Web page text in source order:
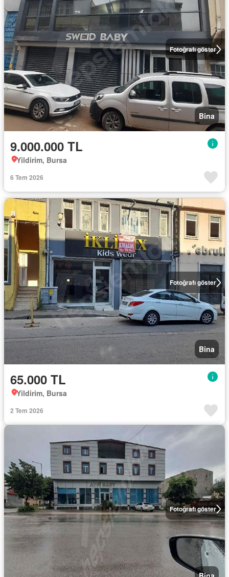
Fotoğrafı göster
Bina
9.000.000 TL
Yildirim, Bursa
6 Tem 2026
Fotoğrafı göster
Bina
65.000 TL
Yildirim, Bursa
2 Tem 2026
Fotoğrafı göster